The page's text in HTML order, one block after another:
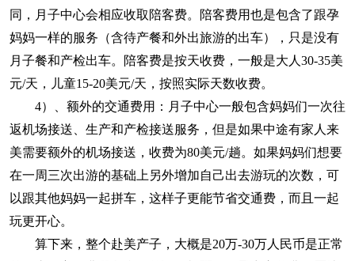
同，月子中心会相应收取陪客费。陪客费用也是包含了跟孕
妈妈一样的服务（含待产餐和外出旅游的出车），只是没有
月子餐和产检出车。陪客费是按天收费，一般是大人30-35美
元/天，儿童15-20美元/天，按照实际天数收费。
4）、额外的交通费用：月子中心一般包含妈妈们一次往
返机场接送、生产和产检接送服务，但是如果中途有家人来
美需要额外的机场接送，收费为80美元/趟。如果妈妈们想要
在一周三次出游的基础上另外增加自己出去游玩的次数，可
以跟其他妈妈一起拼车，这样子更能节省交通费，而且一起
玩更开心。
算下来，整个赴美产子，大概是20万-30万人民币是正常